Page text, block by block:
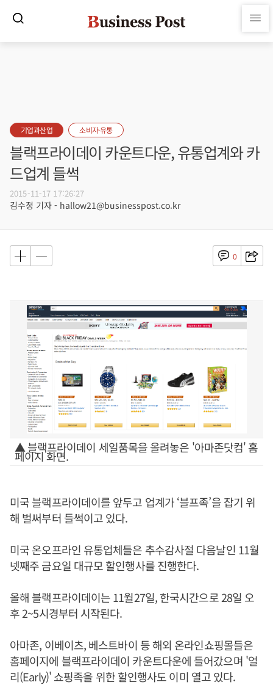
기업과산업 소비자·유통
블랙프라이데이 카운트다운, 유통업계와 카
드업계 들썩
2015-11-17 17:26:27
김수정 기자 - hallow21@businesspost.co.kr
0
▲ 블랙프라이데이 세일품목을 올려놓은 '아마존닷컴' 홈
페이지 화면.
미국 블랙프라이데이를 앞두고 업계가 ‘블프족’을 잡기 위
해 벌써부터 들썩이고 있다.
미국 온오프라인 유통업체들은 추수감사절 다음날인 11월
넷째주 금요일 대규모 할인행사를 진행한다.
올해 블랙프라이데이는 11월27일, 한국시간으로 28일 오
후 2~5시경부터 시작된다.
아마존, 이베이츠, 베스트바이 등 해외 온라인쇼핑몰들은
홈페이지에 블랙프라이데이 카운트다운에 들어갔으며 '얼
리(Early)' 쇼핑족을 위한 할인행사도 이미 열고 있다.